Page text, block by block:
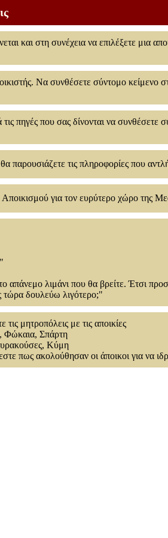
και στη συνέχεια να επιλέξετε μια
Να συνθέσετε σύντομο κείμενο
πηγές που σας δίνονται να
παρουσιάζετε τις πληροφορίες που
για τον ευρύτερο χώρο της
απάνεμο λιμάνι που θα βρείτε. Έτσι
τώρα δουλεύω λιγότερο;"
μητροπόλεις με τις αποικίες
Φώκαια, Σπάρτη
Κύμη
πως ακολούθησαν οι άποικοι για να